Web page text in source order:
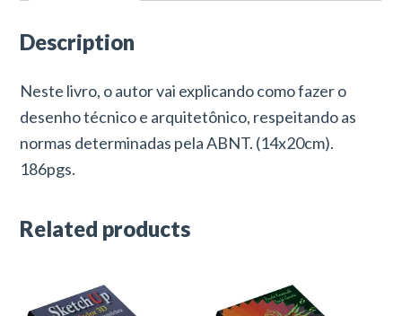
Description
Neste livro, o autor vai explicando como fazer o
desenho técnico e arquitetônico, respeitando as
normas determinadas pela ABNT. (14x20cm).
186pgs.
Related products